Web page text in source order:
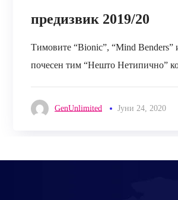
предизвик 2019/20
Тимовите “Bionic”, “Mind Benders”
почесен тим “Нешто Нетипично”
GenUnlimited Јуни 24, 2020